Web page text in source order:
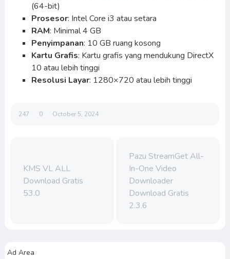
(64-bit)
Prosesor: Intel Core i3 atau setara
RAM: Minimal 4 GB
Penyimpanan: 10 GB ruang kosong
Kartu Grafis: Kartu grafis yang mendukung DirectX
10 atau lebih tinggi
Resolusi Layar: 1280×720 atau lebih tinggi
247 0 October 5, 2024
KMS VL ALL
Download Gratis
53.0
Pazu StreamGet All-
In-One Video
Downloader
Download Gratis
2.3.6
Ad Area